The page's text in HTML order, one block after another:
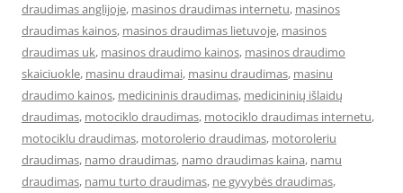
draudimas anglijoje, masinos draudimas internetu, masinos
draudimas kainos, masinos draudimas lietuvoje, masinos
draudimas uk, masinos draudimo kainos, masinos draudimo
skaiciuokle, masinu draudimai, masinu draudimas, masinu
draudimo kainos, medicininis draudimas, medicininių išlaidų
draudimas, motociklo draudimas, motociklo draudimas internetu,
motociklu draudimas, motorolerio draudimas, motoroleriu
draudimas, namo draudimas, namo draudimas kaina, namu
draudimas, namu turto draudimas, ne gyvybės draudimas,